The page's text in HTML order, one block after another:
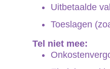
Uitbetaalde
Toeslagen
Tel niet mee: